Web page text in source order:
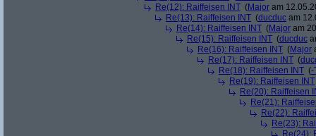
Re(12): Raiffeisen INT (Major am
Re(13): Raiffeisen INT (ducduc am
Re(14): Raiffeisen INT (Major am
Re(15): Raiffeisen INT (ducduc
Re(16): Raiffeisen INT (Major
Re(17): Raiffeisen INT (
Re(18): Raiffeisen INT (-
Re(19): Raiffeisen INT
Re(20): Raiffeisen
Re(21):
Re(22):
Re(23):
Re(24):